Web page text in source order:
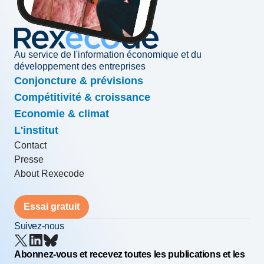
Au service de l'information économique et du
développement des entreprises
Conjoncture & prévisions
Compétitivité & croissance
Economie & climat
L'institut
Contact
Presse
About Rexecode
Essai gratuit
Suivez-nous
Abonnez-vous et recevez toutes les publications et les